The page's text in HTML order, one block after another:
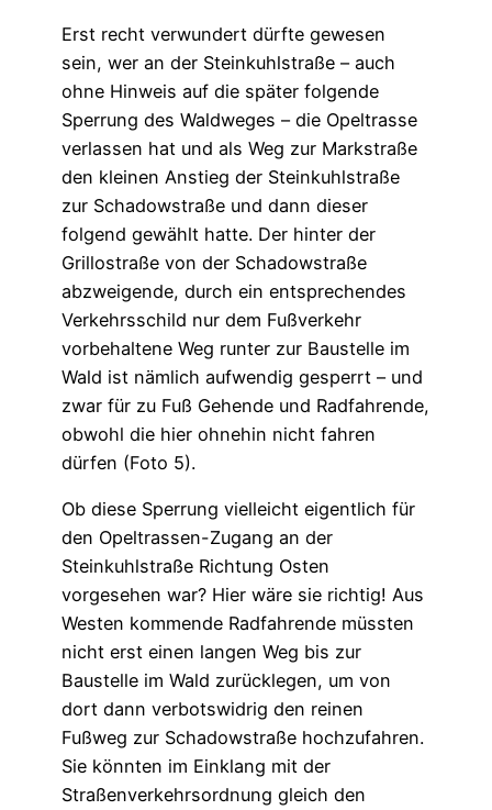
Erst recht verwundert dürfte gewesen
sein, wer an der Steinkuhlstraße – auch
ohne Hinweis auf die später folgende
Sperrung des Waldweges – die Opeltrasse
verlassen hat und als Weg zur Markstraße
den kleinen Anstieg der Steinkuhlstraße
zur Schadowstraße und dann dieser
folgend gewählt hatte. Der hinter der
Grillostraße von der Schadowstraße
abzweigende, durch ein entsprechendes
Verkehrsschild nur dem Fußverkehr
vorbehaltene Weg runter zur Baustelle im
Wald ist nämlich aufwendig gesperrt – und
zwar für zu Fuß Gehende und Radfahrende,
obwohl die hier ohnehin nicht fahren
dürfen (Foto 5).
Ob diese Sperrung vielleicht eigentlich für
den Opeltrassen-Zugang an der
Steinkuhlstraße Richtung Osten
vorgesehen war? Hier wäre sie richtig! Aus
Westen kommende Radfahrende müssten
nicht erst einen langen Weg bis zur
Baustelle im Wald zurücklegen, um von
dort dann verbotswidrig den reinen
Fußweg zur Schadowstraße hochzufahren.
Sie könnten im Einklang mit der
Straßenverkehrsordnung gleich den